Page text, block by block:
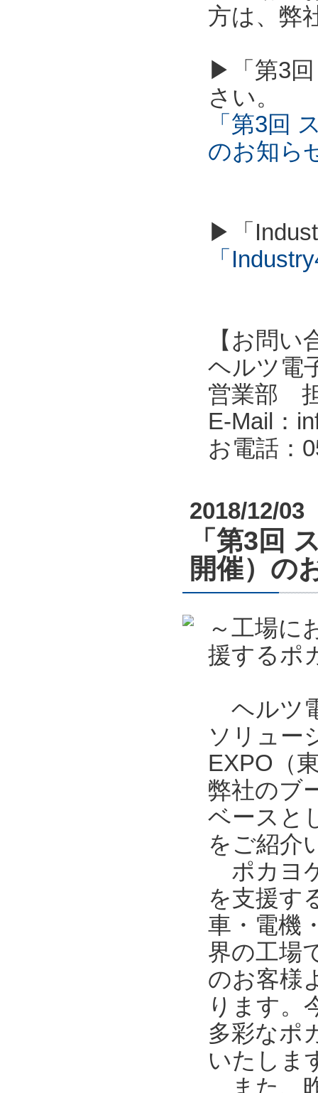
方は、弊
▶「第3回
さい。
「第3回
のお知ら
▶「
「
【お問い
ヘルツ電
営業部
E-Mail：
お電話：
2018/12/03
「第3回
開催）の
～工場に
援するポ
ヘルツ
ソリュー
EXPO（
弊社のブ
ベースと
をご紹介
ポカヨ
を支援す
車・電機
界の工場
のお客様
ります。
多彩なポ
いたしま
また、